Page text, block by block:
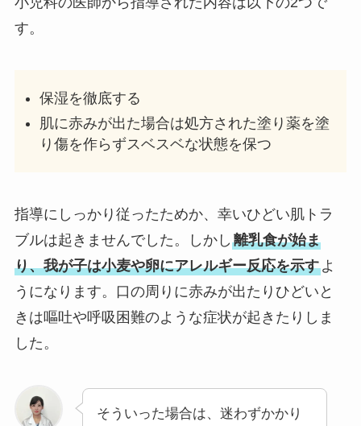
す。
保湿を徹底する
肌に赤みが出た場合は処方された塗り薬を塗
り傷を作らずスベスベな状態を保つ
指導にしっかり従ったためか、幸いひどい肌トラ
ブルは起きませんでした。しかし 離乳食が始ま
り、我が子は小麦や卵にアレルギー反応を示すよ
うになります。口の周りに赤みが出たりひどいと
きは嘔吐や呼吸困難のような症状が起きたりしま
した。
そういった場合は、迷わずかかり